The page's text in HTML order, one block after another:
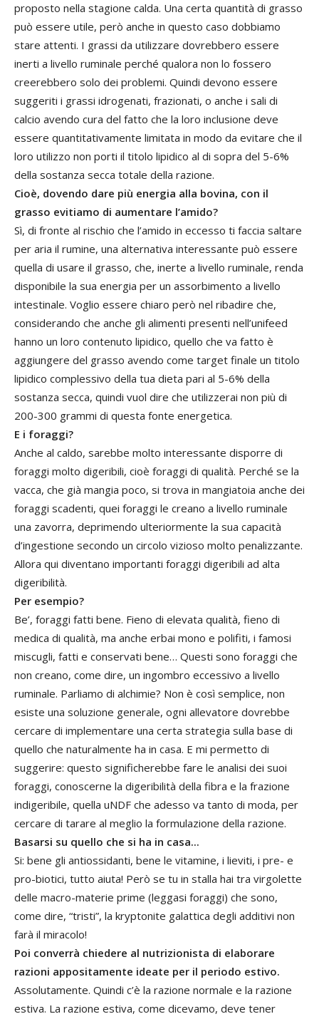
proposto nella stagione calda. Una certa quantità di grasso
può essere utile, però anche in questo caso dobbiamo
stare attenti. I grassi da utilizzare dovrebbero essere
inerti a livello ruminale perché qualora non lo fossero
creerebbero solo dei problemi. Quindi devono essere
suggeriti i grassi idrogenati, frazionati, o anche i sali di
calcio avendo cura del fatto che la loro inclusione deve
essere quantitativamente limitata in modo da evitare che il
loro utilizzo non porti il titolo lipidico al di sopra del 5-6%
della sostanza secca totale della razione.
Cioè, dovendo dare più energia alla bovina, con il
grasso evitiamo di aumentare l’amido?
Sì, di fronte al rischio che l’amido in eccesso ti faccia saltare
per aria il rumine, una alternativa interessante può essere
quella di usare il grasso, che, inerte a livello ruminale, renda
disponibile la sua energia per un assorbimento a livello
intestinale. Voglio essere chiaro però nel ribadire che,
considerando che anche gli alimenti presenti nell’unifeed
hanno un loro contenuto lipidico, quello che va fatto è
aggiungere del grasso avendo come target finale un titolo
lipidico complessivo della tua dieta pari al 5-6% della
sostanza secca, quindi vuol dire che utilizzerai non più di
200-300 grammi di questa fonte energetica.
E i foraggi?
Anche al caldo, sarebbe molto interessante disporre di
foraggi molto digeribili, cioè foraggi di qualità. Perché se la
vacca, che già mangia poco, si trova in mangiatoia anche dei
foraggi scadenti, quei foraggi le creano a livello ruminale
una zavorra, deprimendo ulteriormente la sua capacità
d’ingestione secondo un circolo vizioso molto penalizzante.
Allora qui diventano importanti foraggi digeribili ad alta
digeribilità.
Per esempio?
Be’, foraggi fatti bene. Fieno di elevata qualità, fieno di
medica di qualità, ma anche erbai mono e polifiti, i famosi
miscugli, fatti e conservati bene… Questi sono foraggi che
non creano, come dire, un ingombro eccessivo a livello
ruminale. Parliamo di alchimie? Non è così semplice, non
esiste una soluzione generale, ogni allevatore dovrebbe
cercare di implementare una certa strategia sulla base di
quello che naturalmente ha in casa. E mi permetto di
suggerire: questo significherebbe fare le analisi dei suoi
foraggi, conoscerne la digeribilità della fibra e la frazione
indigeribile, quella uNDF che adesso va tanto di moda, per
cercare di tarare al meglio la formulazione della razione.
Basarsi su quello che si ha in casa...
Si: bene gli antiossidanti, bene le vitamine, i lieviti, i pre- e
pro-biotici, tutto aiuta! Però se tu in stalla hai tra virgolette
delle macro-materie prime (leggasi foraggi) che sono,
come dire, “tristi”, la kryptonite galattica degli additivi non
farà il miracolo!
Poi converrà chiedere al nutrizionista di elaborare
razioni appositamente ideate per il periodo estivo.
Assolutamente. Quindi c’è la razione normale e la razione
estiva. La razione estiva, come dicevamo, deve tener